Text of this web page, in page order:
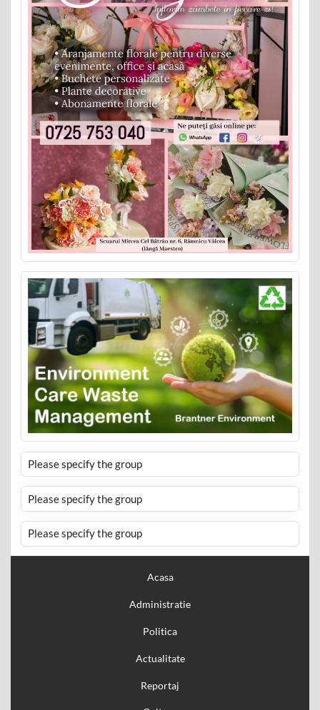
Please specify the group
Please specify the group
Please specify the group
Acasa
Administratie
Politica
Actualitate
Reportaj